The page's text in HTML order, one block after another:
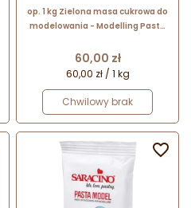
op. 1 kg Zielona masa cukrowa do
modelowania - Modelling Paste
Cena
60,00 zł
60,00 zł / 1 kg
Chwilowy brak
